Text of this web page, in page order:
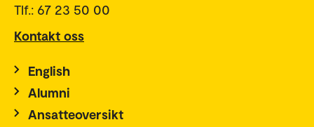
Tlf.: 67 23 50 00
Kontakt oss
English
Alumni
Ansatteoversikt